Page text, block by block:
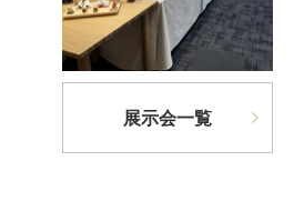
展示会一覧